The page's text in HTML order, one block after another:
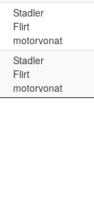
Stadler
Flirt
motorvonat
Stadler
Flirt
motorvonat